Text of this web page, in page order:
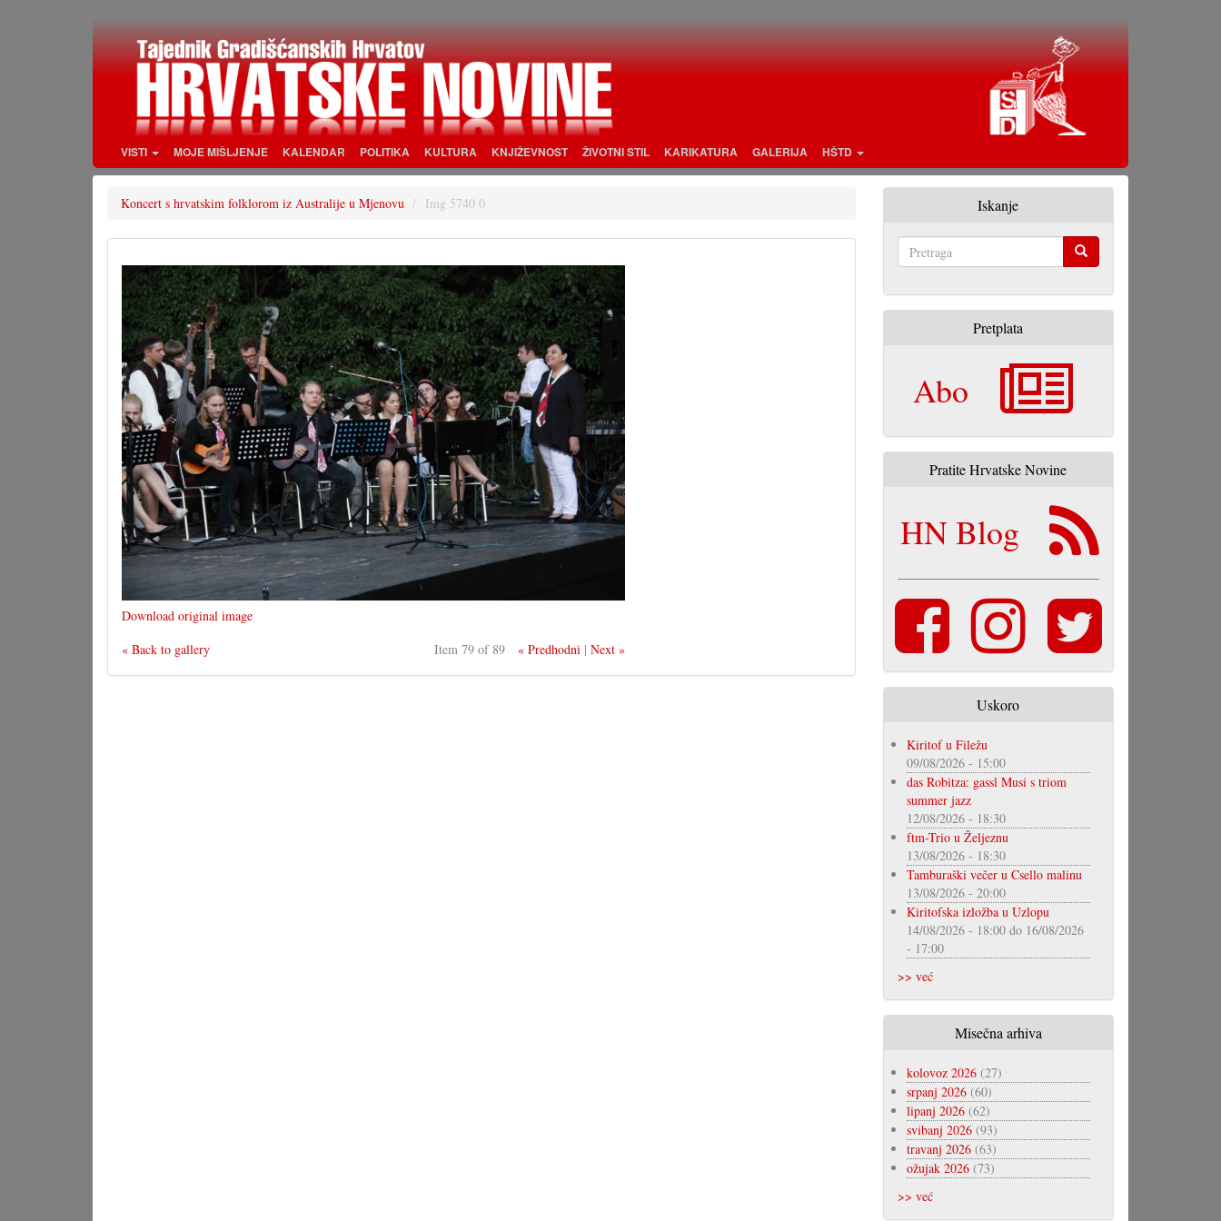
VISTI MOJE MIŠLJENJE KALENDAR POLITIKA KULTURA KNJIŽEVNOST ŽIVOTNI STIL KARIKATURA GALERIJA HŠTD
Koncert s hrvatskim folklorom iz Australije u Mjenovu Img 5740 0
Download original image
« Back to gallery
Item 79 of 89 « Predhodni |Next »
Iskanje
Pretplata
Abo
Pratite Hrvatske Novine
HN Blog
Uskoro
Kiritof u Filežu
09/08/2026 - 15:00
das Robitza: gassl Musi s triom
summer jazz
12/08/2026 - 18:30
ftm-Trio u Željeznu
13/08/2026 - 18:30
Tamburaški večer u Csello malinu
13/08/2026 - 20:00
Kiritofska izložba u Uzlopu
14/08/2026 - 18:00do 16/08/2026
- 17:00
>> već
Misečna arhiva
kolovoz 2026(27)
srpanj 2026(60)
lipanj 2026(62)
svibanj 2026(93)
travanj 2026(63)
ožujak 2026(73)
>> već